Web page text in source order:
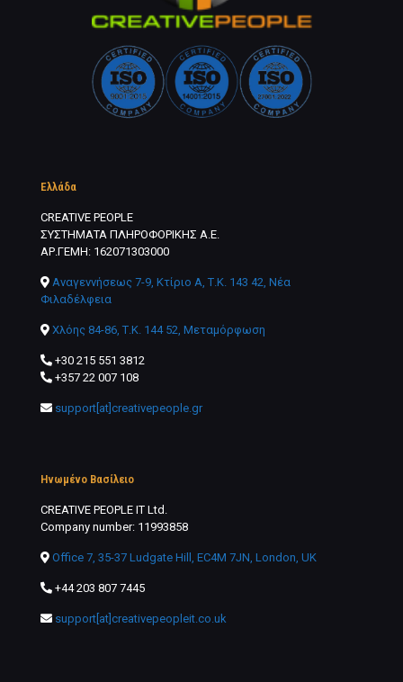
Ελλάδα
CREATIVE PEOPLE
ΣΥΣΤΗΜΑΤΑ ΠΛΗΡΟΦΟΡΙΚΗΣ Α.Ε.
ΑΡ.ΓΕΜΗ: 162071303000
Αναγεννήσεως 7-9, Κτίριο Α, Τ.Κ. 143 42, Νέα
Φιλαδέλφεια
Χλόης 84-86, Τ.Κ. 144 52, Μεταμόρφωση
+30 215 551 3812
+357 22 007 108
support[at]creativepeople.gr
Ηνωμένο Βασίλειο
CREATIVE PEOPLE IT Ltd.
Company number: 11993858
Office 7, 35-37 Ludgate Hill, EC4M 7JN, London, UK
+44 203 807 7445
support[at]creativepeopleit.co.uk